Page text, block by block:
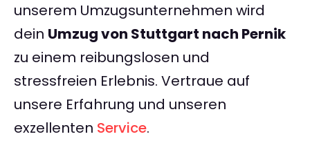
unserem Umzugsunternehmen wird
dein Umzug von Stuttgart nach Pernik
zu einem reibungslosen und
stressfreien Erlebnis. Vertraue auf
unsere Erfahrung und unseren
exzellenten Service.